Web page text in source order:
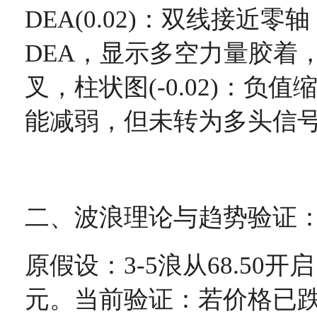
DEA(0.02)：双线接近零
DEA，显示多空力量胶着
叉，柱状图(-0.02)：负值
能减弱，但未转为多头信
二、波浪理论与趋势验证
原假设：3-5浪从68.50开
元。当前验证：若价格已